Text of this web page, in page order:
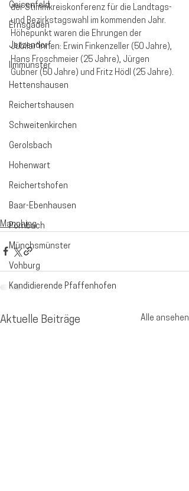
Geisenfeld
Ernsgaden
Jetzendorf
Ilmmünster
Hettenshausen
Reichertshausen
Schweitenkirchen
Gerolsbach
Hohenwart
Reichertshofen
Baar-Ebenhausen
Pörnbach
Münchsmünster
Vohburg
Kandidierende Pfaffenhofen
der Stimmkreiskonferenz für die Landtags-
und Bezirkstagswahl im kommenden Jahr.
Höhepunkt waren die Ehrungen der
Jubilar*innen: Erwin Finkenzeller (50 Jahre),
Hans Froschmeier (25 Jahre), Jürgen
Gubner (50 Jahre) und Fritz Hödl (25 Jahre).
Manching
Aktuelle Beiträge Alle ansehen